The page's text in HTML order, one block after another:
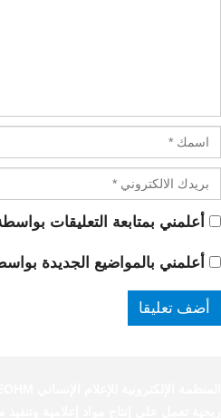
أعلمني بمتابعة التعليقات
أعلمني بالمواضيع الجديدة